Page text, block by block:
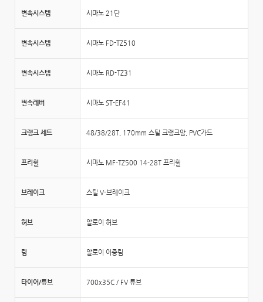
변속시스템 시마노 21단
변속시스템 시마노 FD-TZ510
변속시스템 시마노 RD-TZ31
변속레버 시마노 ST-EF41
크랭크 세트 48/38/28T, 170mm 스틸 크랭크암, PVC가드
프리휠 시마노 MF-TZ500 14-28T 프리휠
브레이크 스틸 V-브레이크
허브 알로이 허브
림 알로이 이중림
타이어/튜브 700x35C / FV 튜브